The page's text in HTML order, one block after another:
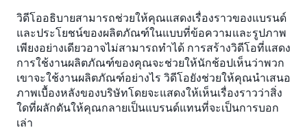
วิดีโออธิบายสามารถช่วยให้คุณแสดงเรื่องราวของแบรนด์
และประโยชน์ของผลิตภัณฑ์ในแบบที่ข้อความและรูปภาพ
เพียงอย่างเดียวอาจไม่สามารถทำได้ การสร้างวิดีโอที่แสดง
การใช้งานผลิตภัณฑ์ของคุณจะช่วยให้นักช้อปเห็นว่าพวก
เขาจะใช้งานผลิตภัณฑ์อย่างไร วิดีโอยังช่วยให้คุณนำเสนอ
ภาพเบื้องหลังของบริษัทโดยจะแสดงให้เห็นเรื่องราวว่าสิ่ง
ใดที่ผลักดันให้คุณกลายเป็นแบรนด์แทนที่จะเป็นการบอก
เล่า